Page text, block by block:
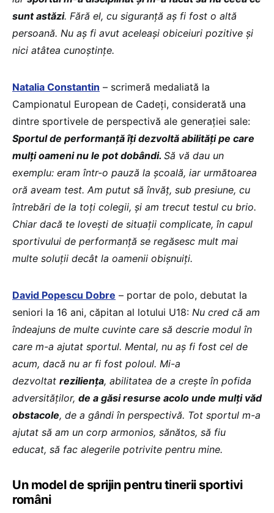
sunt astăzi. Fără el, cu siguranță aș fi fost o altă
persoană. Nu aș fi avut aceleași obiceiuri pozitive și
nici atâtea cunoștințe.
Natalia Constantin – scrimeră medaliată la
Campionatul European de Cadeți, considerată una
dintre sportivele de perspectivă ale generației sale:
Sportul de performanță îți dezvoltă abilități pe care
mulți oameni nu le pot dobândi. Să vă dau un
exemplu: eram într-o pauză la școală, iar următoarea
oră aveam test. Am putut să învăț, sub presiune, cu
întrebări de la toți colegii, și am trecut testul cu brio.
Chiar dacă te lovești de situații complicate, în capul
sportivului de performanță se regăsesc mult mai
multe soluții decât la oamenii obișnuiți.
David Popescu Dobre – portar de polo, debutat la
seniori la 16 ani, căpitan al lotului U18: Nu cred că am
îndeajuns de multe cuvinte care să descrie modul în
care m-a ajutat sportul. Mental, nu aș fi fost cel de
acum, dacă nu ar fi fost poloul. Mi-a
dezvoltat reziliența, abilitatea de a crește în pofida
adversităților, de a găsi resurse acolo unde mulți văd
obstacole, de a gândi în perspectivă. Tot sportul m-a
ajutat să am un corp armonios, sănătos, să fiu
educat, să fac alegerile potrivite pentru mine.
Un model de sprijin pentru tinerii sportivi
români